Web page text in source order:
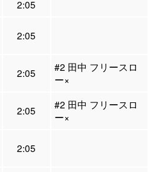
2:05
2:05
2:05
#2 田中 フリースロ
ー×
2:05
#2 田中 フリースロ
ー×
2:05